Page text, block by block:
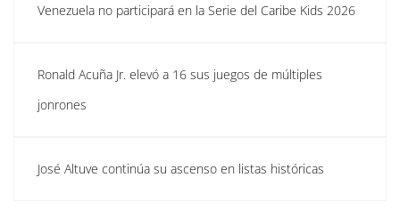
Venezuela no participará en la Serie del Caribe Kids 2026
Ronald Acuña Jr. elevó a 16 sus juegos de múltiples
jonrones
José Altuve continúa su ascenso en listas históricas